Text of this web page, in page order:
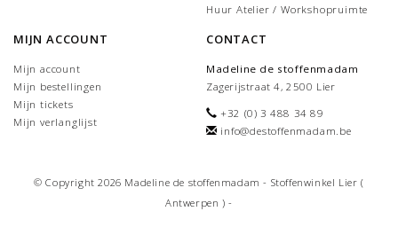
Huur Atelier / Workshopruimte
MIJN ACCOUNT
Mijn account
Mijn bestellingen
Mijn tickets
Mijn verlanglijst
CONTACT
Madeline de stoffenmadam
Zagerijstraat 4, 2500 Lier
+32 (0) 3 488 34 89
info@destoffenmadam.be
© Copyright 2026 Madeline de stoffenmadam - Stoffenwinkel Lier (
Antwerpen ) -